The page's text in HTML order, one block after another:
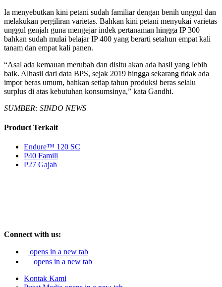
Ia menyebutkan kini petani sudah familiar dengan benih unggul dan
melakukan pergiliran varietas. Bahkan kini petani menyukai varietas
unggul genjah guna mengejar indek pertanaman hingga IP 300
bahkan sudah mulai belajar IP 400 yang berarti setahun empat kali
tanam dan empat kali panen.
“Asal ada kemauan merubah dan disitu akan ada hasil yang lebih
baik. Alhasil dari data BPS, sejak 2019 hingga sekarang tidak ada
impor beras umum, bahkan setiap tahun produksi beras selalu
surplus di atas kebutuhan konsumsinya,” kata Gandhi.
SUMBER: SINDO NEWS
Product Terkait
Endure™ 120 SC
P40 Famili
P27 Gajah
Connect with us:
opens in a new tab
opens in a new tab
Kontak Kami